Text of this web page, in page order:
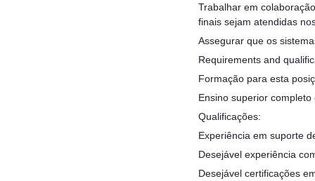
Trabalhar em
finais sejam atendidas
Assegurar que os
Requirements and
Formação para esta
Ensino superior
Qualificações:
Experiência em suporte
Desejável experiência
Desejável certificações